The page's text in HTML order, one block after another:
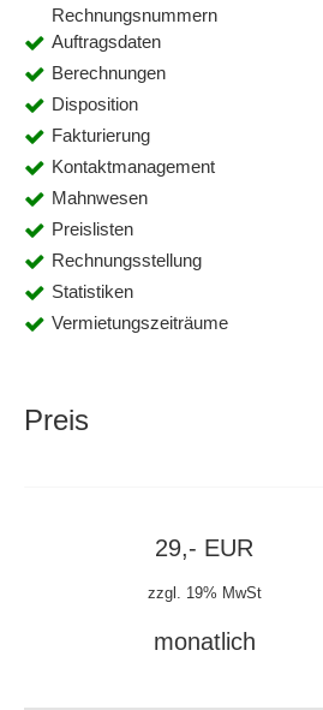
Rechnungsnummern
Auftragsdaten
Berechnungen
Disposition
Fakturierung
Kontaktmanagement
Mahnwesen
Preislisten
Rechnungsstellung
Statistiken
Vermietungszeiträume
Preis
29,- EUR
zzgl. 19% MwSt
monatlich